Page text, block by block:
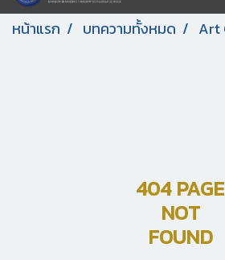
หน้าแรก บทความทั้งหมด Art
404 PAGE
NOT
FOUND